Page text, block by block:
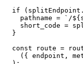
if
pathname = `/
short_code =
  }
const route =
({ endpoint,